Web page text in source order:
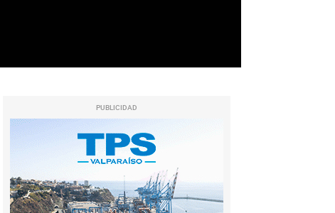
PUBLICIDAD